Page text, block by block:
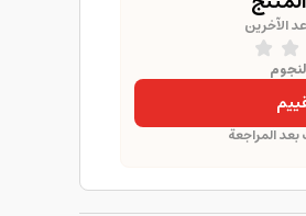
الآخرين
المراجعة